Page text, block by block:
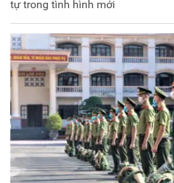
tự trong tình hình mới